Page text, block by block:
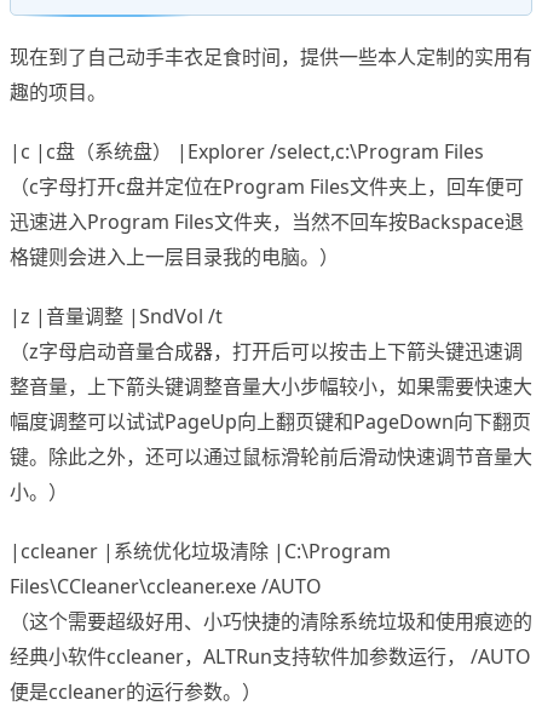
现在到了自己动手丰衣足食时间，提供一些本人定制的实用有
趣的项目。
|c |c盘（系统盘） |Explorer /select,c:\Program Files
（c字母打开c盘并定位在Program Files文件夹上，回车便可
迅速进入Program Files文件夹，当然不回车按Backspace退
格键则会进入上一层目录我的电脑。）
|z |音量调整 |SndVol /t
（z字母启动音量合成器，打开后可以按击上下箭头键迅速调
整音量，上下箭头键调整音量大小步幅较小，如果需要快速大
幅度调整可以试试PageUp向上翻页键和PageDown向下翻页
键。除此之外，还可以通过鼠标滑轮前后滑动快速调节音量大
小。）
|ccleaner |系统优化垃圾清除 |C:\Program
Files\CCleaner\ccleaner.exe /AUTO
（这个需要超级好用、小巧快捷的清除系统垃圾和使用痕迹的
经典小软件ccleaner，ALTRun支持软件加参数运行， /AUTO
便是ccleaner的运行参数。）